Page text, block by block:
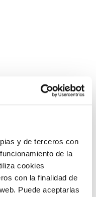
y de terceros con
de la
cookies
con la finalidad de
Puede aceptarlas